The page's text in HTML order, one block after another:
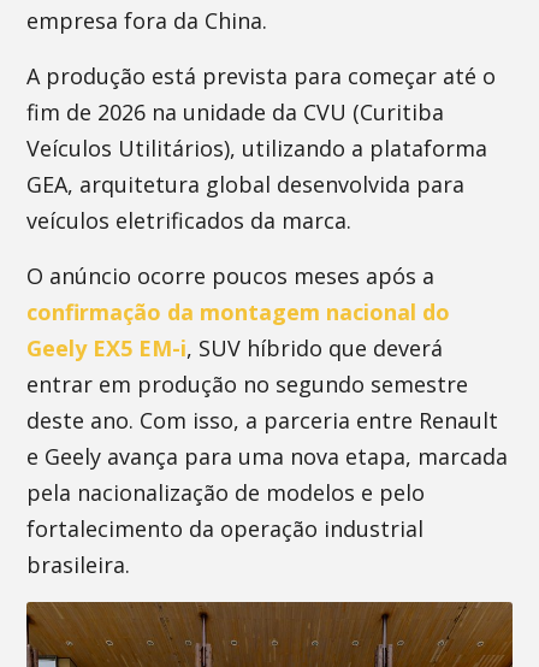
empresa fora da China.
A produção está prevista para começar até o
fim de 2026 na unidade da CVU (Curitiba
Veículos Utilitários), utilizando a plataforma
GEA, arquitetura global desenvolvida para
veículos eletrificados da marca.
O anúncio ocorre poucos meses após a
confirmação da montagem nacional do
Geely EX5 EM-i, SUV híbrido que deverá
entrar em produção no segundo semestre
deste ano. Com isso, a parceria entre Renault
e Geely avança para uma nova etapa, marcada
pela nacionalização de modelos e pelo
fortalecimento da operação industrial
brasileira.